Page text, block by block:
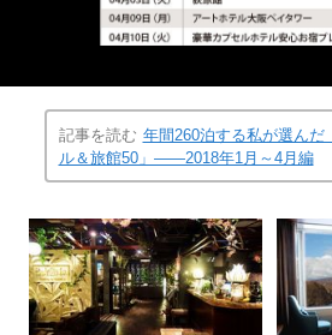
記事を読む 年間260泊する私が選んだ
ル＆旅館50」――2018年1月～4月編